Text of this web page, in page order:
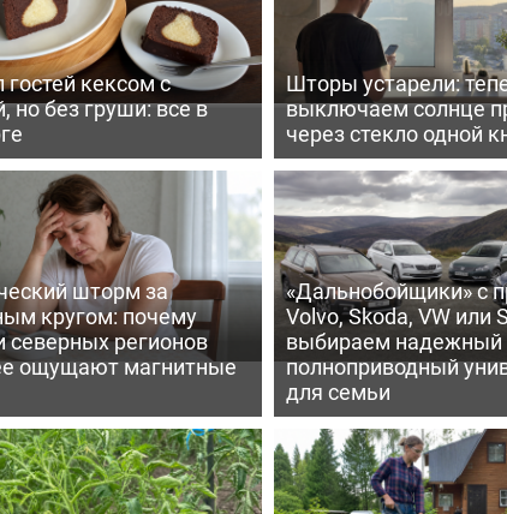
гостей кексом с
но без груши: все в
Шторы устарели:
выключаем солнце
через стекло одной
шторм за
кругом: почему
северных регионов
ощущают магнитные
«Дальнобойщики» с
Volvo, Skoda, VW или
выбираем надежный
полноприводный
для семьи